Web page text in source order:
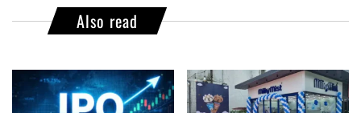
Also read